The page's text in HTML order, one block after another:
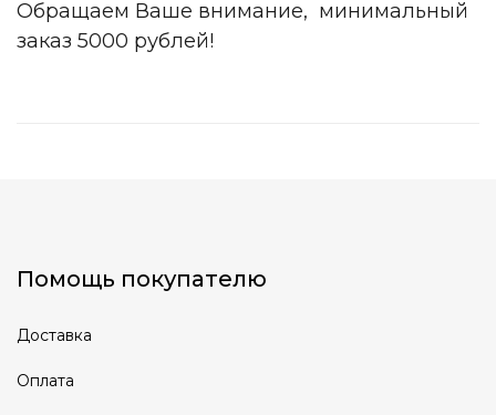
Обращаем Ваше внимание, минимальный
заказ 5000 рублей!
Помощь покупателю
Доставка
Оплата